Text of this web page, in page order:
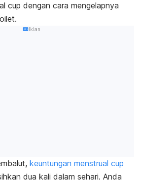
cup dengan cara mengelapnya
Iklan
keuntungan menstrual cup
dua kali dalam sehari. Anda